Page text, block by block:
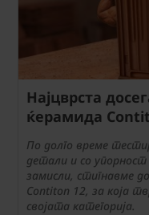
Најцврста
ќерамида
По долго време
детали и со
замисли, стигнавме
Contiton 12, за која
својата категорија.